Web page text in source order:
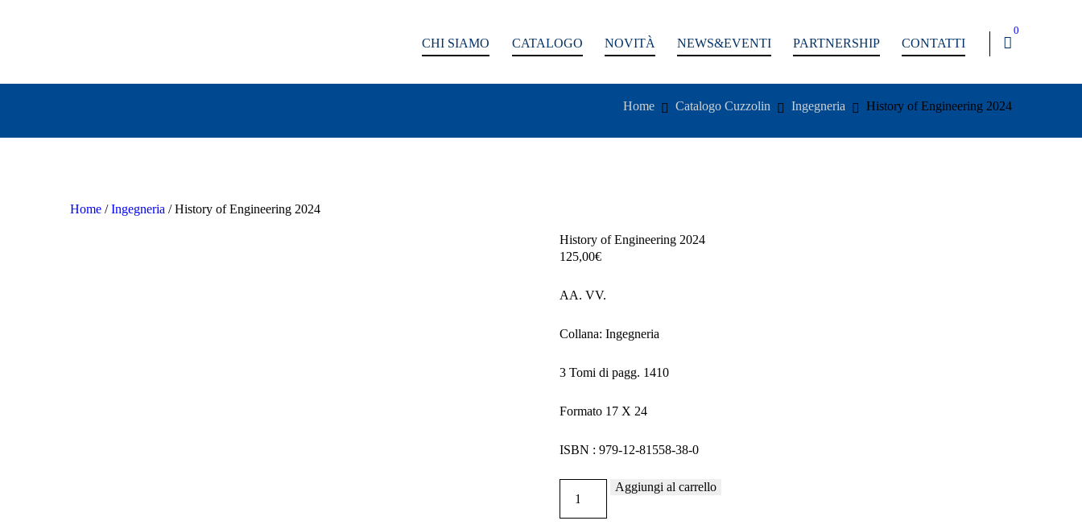
CHI SIAMO CATALOGO NOVITÀ NEWS&EVENTI PARTNERSHIP CONTATTI
0
Home Catalogo Cuzzolin Ingegneria History of Engineering 2024
Home /Ingegneria / History of Engineering 2024
History of Engineering 2024
125,00€
AA. VV.
Collana: Ingegneria
3 Tomi di pagg. 1410
Formato 17 X 24
ISBN : 979-12-81558-38-0
Aggiungi al carrello